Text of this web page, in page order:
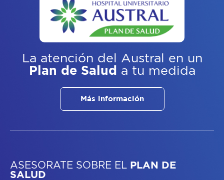
La atención del Austral
en un
Plan de Salud a tu medida
Más información